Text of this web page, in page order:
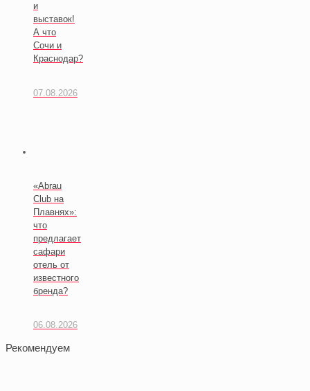
и
выставок!
А что
Сочи и
Краснодар?
07.08.2026
«Abrau
Club на
Плавнях»:
что
предлагает
сафари
отель от
известного
бренда?
06.08.2026
Рекомендуем